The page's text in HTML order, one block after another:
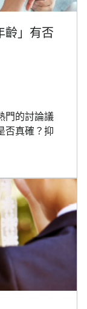
齡」有否
門的討論議
否真確？抑